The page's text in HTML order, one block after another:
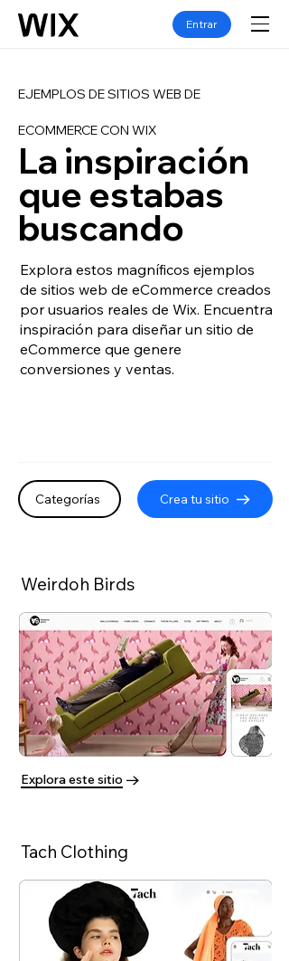
Entrar
EJEMPLOS DE SITIOS WEB DE
ECOMMERCE CON WIX
La inspiración
que estabas
buscando
Explora estos magníficos ejemplos
de sitios web de eCommerce creados
por usuarios reales de Wix. Encuentra
inspiración para diseñar un sitio de
eCommerce que genere
conversiones y ventas.
Categorías Crea tu sitio
Weirdoh Birds
Explora este sitio
Tach Clothing